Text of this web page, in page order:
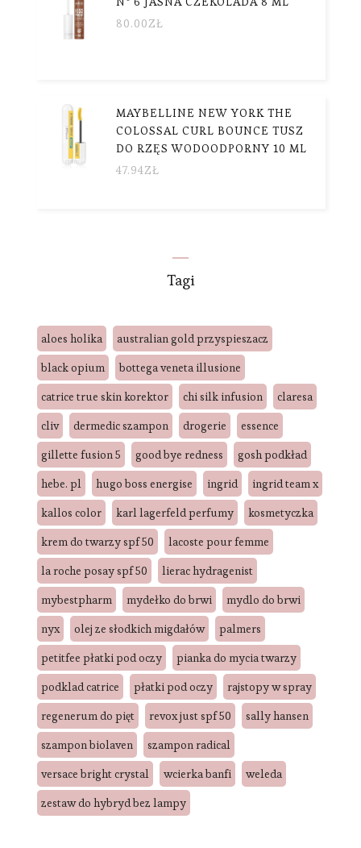
80.00ZŁ
MAYBELLINE NEW YORK THE
COLOSSAL CURL BOUNCE TUSZ
DO RZĘS WODOODPORNY 10 ML
47.94ZŁ
Tagi
aloes holika
australian gold przyspieszacz
black opium
bottega veneta illusione
catrice true skin korektor
chi silk infusion
claresa
cliv
dermedic szampon drogerie
essence
gillette fusion 5
good bye redness
gosh podkład
hebe. pl
hugo boss energise ingrid
ingrid team x
kallos color
karl lagerfeld perfumy
kosmetyczka
krem do twarzy spf 50
lacoste pour femme
la roche posay spf 50
lierac hydragenist
mybestpharm
mydełko do brwi
mydlo do brwi
nyx
olej ze słodkich migdałów
palmers
petitfee płatki pod oczy
pianka do mycia twarzy
podklad catrice
płatki pod oczy
rajstopy w spray
regenerum do pięt
revox just spf 50
sally hansen
szampon biolaven
szampon radical
versace bright crystal
wcierka banfi
weleda
zestaw do hybryd bez lampy